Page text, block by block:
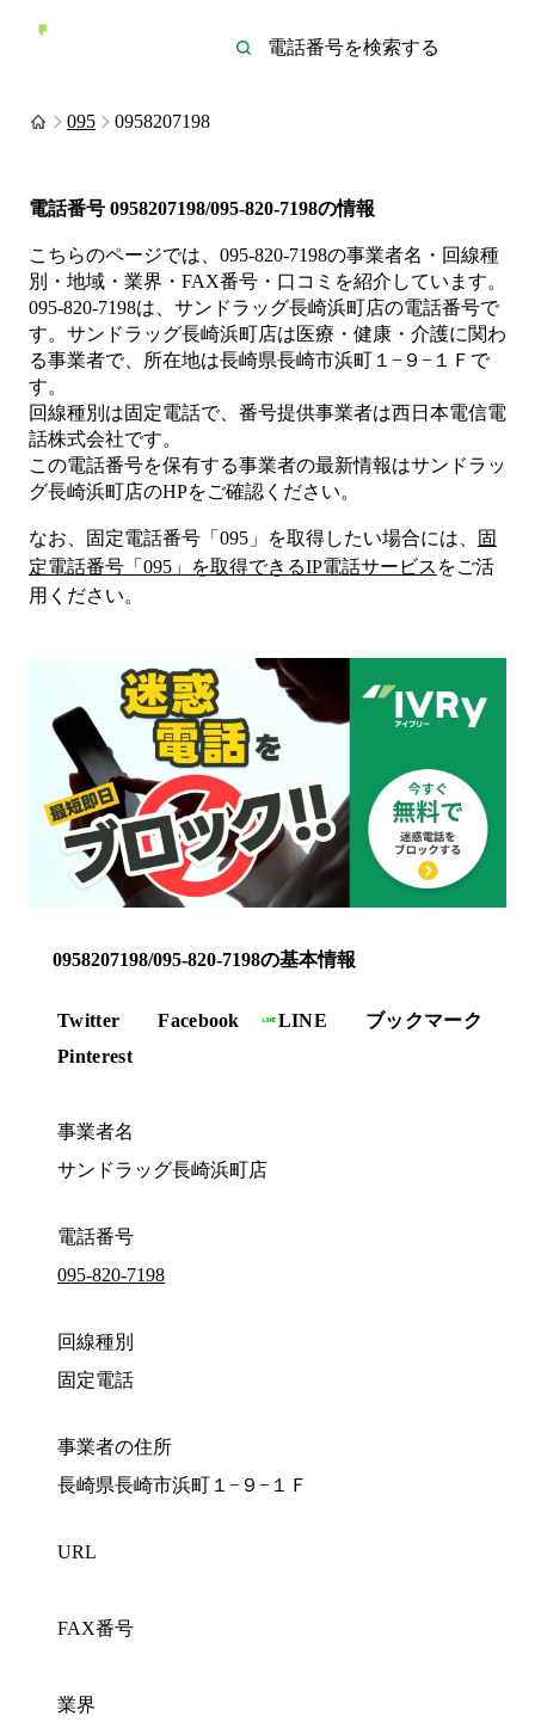
095 0958207198
電話番号 0958207198/095-820-7198の情報
こちらのページでは、 095-820-7198の事業者名・回線種
別・地域・業界・FAX番号・口コミを紹介しています。
095-820-7198は、 サンドラッグ長崎浜町店の電話番号で
す。 サンドラッグ長崎浜町店は医療・健康・介護に関わ
る事業者で、所在地は長崎県長崎市浜町１−９−１Ｆ で
す。
回線種別は固定電話で、番号提供事業者は西日本電信電
話株式会社です。
この電話番号を保有する事業者の最新情報はサンドラッ
グ長崎浜町店のHPをご確認ください。
なお、固定電話番号「 095 」を取得したい場合には、
固
定電話番号「 095 」を取得できるIP電話サービス をご活
用ください。
0958207198/095-820-7198の基本情報
Twitter Facebook LINE
ブックマーク
Pinterest
事業者名
サンドラッグ長崎浜町店
電話番号
095-820-7198
回線種別
固定電話
事業者の住所
長崎県長崎市浜町１−９−１Ｆ
URL
FAX番号
業界